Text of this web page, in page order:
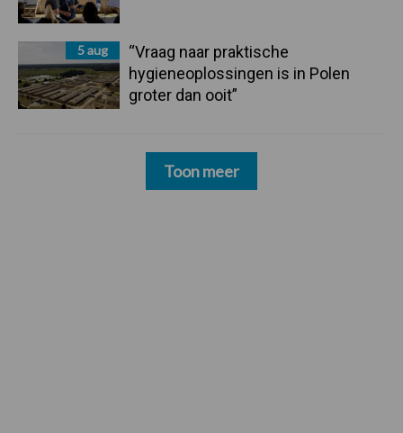
5 aug
“Vraag naar praktische
hygieneoplossingen is in Polen
groter dan ooit”
Toon meer